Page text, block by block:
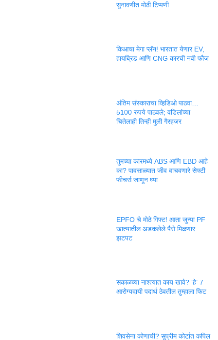
सुनावणीत मोठी टिप्पणी
किआचा मेगा प्लॅन! भारतात येणार EV,
हायब्रिड आणि CNG कारची नवी फौज
अंतिम संस्काराचा व्हिडिओ पाठवा…
5100 रुपये पाठवले; वडिलांच्या
चितेलाही तिन्ही मुली गैरहजर
तुमच्या कारमध्ये ABS आणि EBD आहे
का? पावसाळ्यात जीव वाचवणारे सेफ्टी
फीचर्स जाणून घ्या
EPFO चे मोठे गिफ्ट! आता जुन्या PF
खात्यातील अडकलेले पैसे मिळणार
झटपट
सकाळच्या नाश्त्यात काय खावे? ‘हे’ 7
आरोग्यदायी पदार्थ ठेवतील तुम्हाला फिट
शिवसेना कोणाची? सुप्रीम कोर्टात कपिल